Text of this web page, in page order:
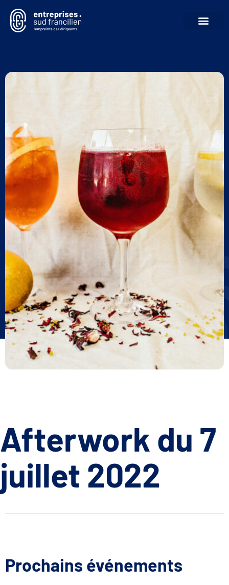
Afterwork du 7
juillet 2022
Prochains événements